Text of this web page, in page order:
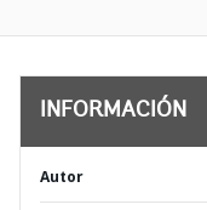
INFORMACIÓN
Autor